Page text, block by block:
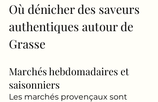
Où dénicher des saveurs
authentiques autour de
Grasse
Marchés hebdomadaires et
saisonniers
Les marchés provençaux sont